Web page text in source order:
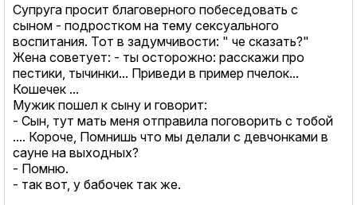
Супруга просит благоверного побеседовать с
сыном - подростком на тему cекcуального
воспитания. Тот в задумчивости: " че сказать?"
Жена советует: - ты осторожно: расскажи про
пестики, тычинки... Приведи в пример пчелок...
Кошечек ...
Мужик пошел к сыну и говорит:
- Сын, тут мать меня отправила поговорить с тобой
.... Короче, Помнишь что мы делали с девчонками в
сауне на выходных?
- Помню.
- так вот, у бабочек так же.